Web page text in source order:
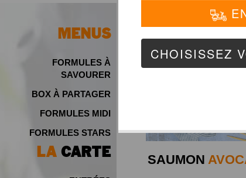
MENUS
FORMULES À
SAVOURER
BOX À PARTAGER
FORMULES MIDI
FORMULES STARS
LA CARTE SAUMON